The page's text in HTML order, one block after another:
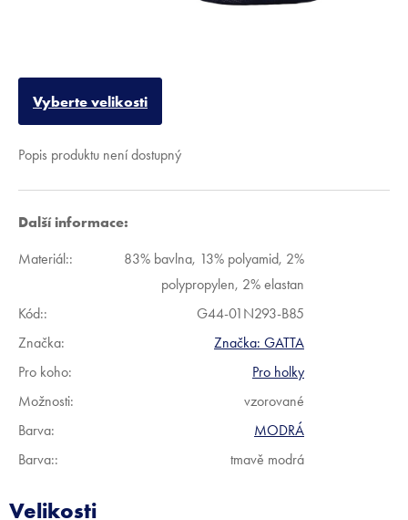
Vyberte velikosti
Popis produktu není dostupný
Další informace:
Materiál::
83% bavlna, 13% polyamid, 2%
polypropylen, 2% elastan
Kód::
G44-01N293-B85
Značka:
Značka: GATTA
Pro koho:
Pro holky
Možnosti:
vzorované
Barva:
MODRÁ
Barva:: tmavě modrá